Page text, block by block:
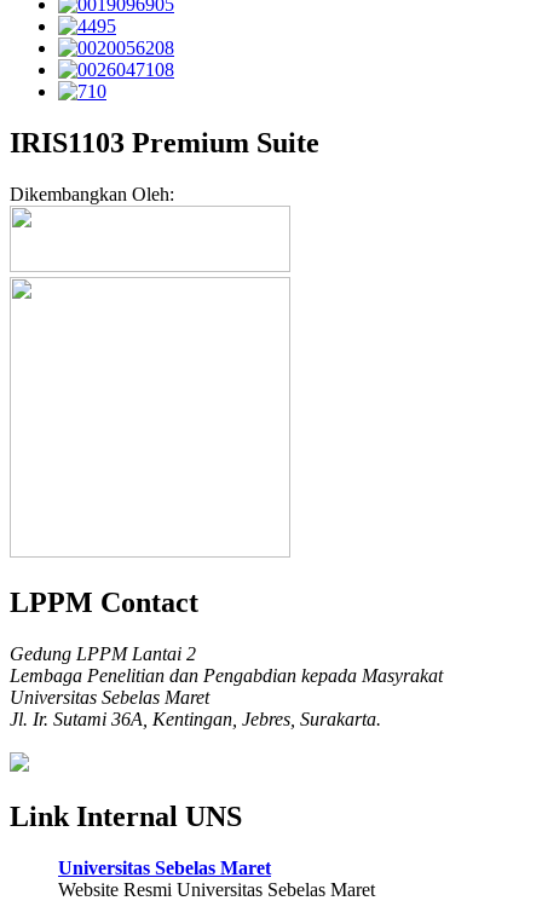
IRIS1103 Premium Suite
Dikembangkan Oleh:
LPPM Contact
Gedung LPPM Lantai 2
Lembaga Penelitian dan Pengabdian kepada Masyrakat
Universitas Sebelas Maret
Jl. Ir. Sutami 36A, Kentingan, Jebres, Surakarta.
Link Internal UNS
Universitas Sebelas Maret
Website Resmi Universitas Sebelas Maret